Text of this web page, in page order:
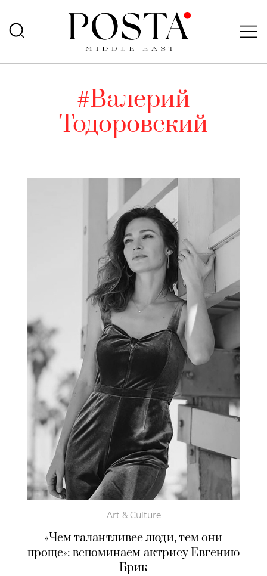
#Валерий
Тодоровский
Art & Culture
«Чем талантливее люди, тем они
проще»: вспоминаем актрису Евгению
Брик